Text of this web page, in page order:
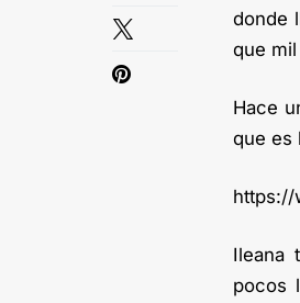
donde
que mil
Hace
que es
https://
Ileana
pocos